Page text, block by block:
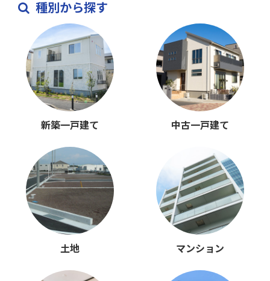
種別から探す
新築一戸建て 中古一戸建て
土地 マンション